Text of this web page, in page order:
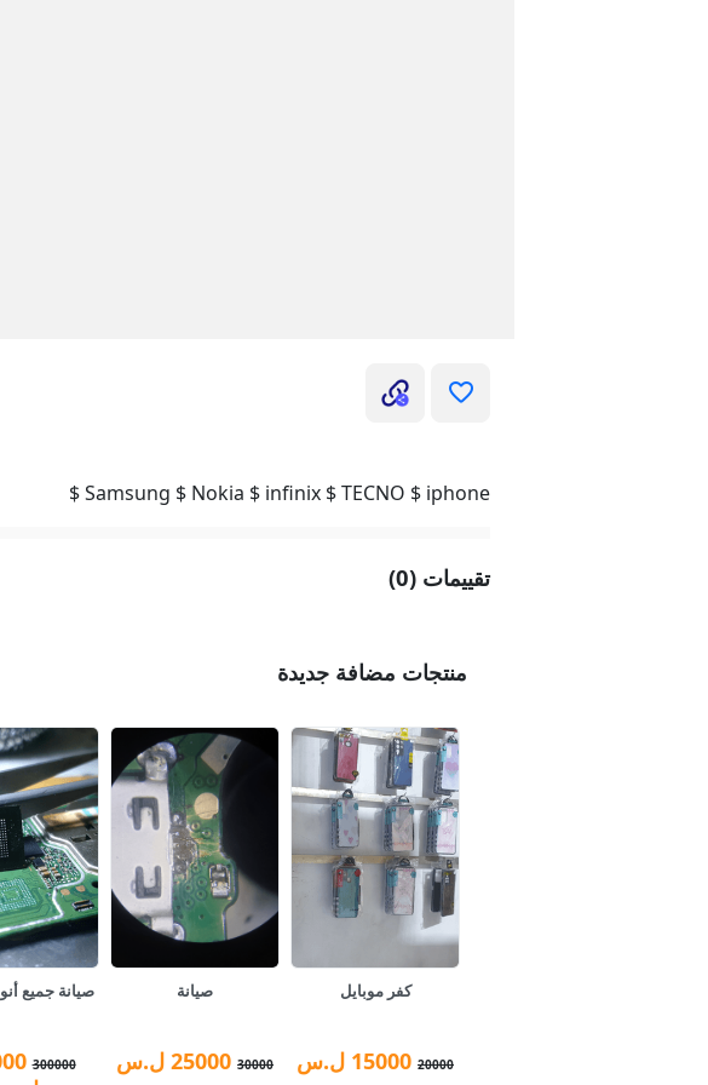
Samsung $ Nokia $ infinix $ TECNO $ iphone $
تقييمات (0)
منتجات مضافة جديدة
كفر موبايل
20000
15000 ل.س
صيانة
30000
25000 ل.س
صيانة جميع
300000